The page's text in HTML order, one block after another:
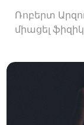
Ռոբերտ
միացել